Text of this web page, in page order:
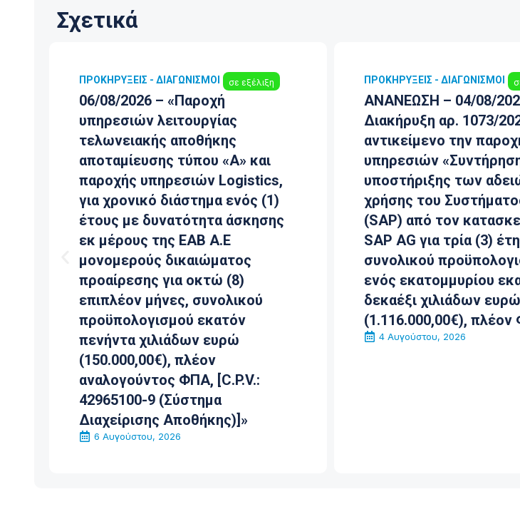
Σχετικά
ΠΡΟΚΗΡΎΞΕΙΣ - ΔΙΑΓΩΝΙΣΜΟΊ σε εξέλιξη
06/08/2026 – «Παροχή
υπηρεσιών λειτουργίας
τελωνειακής αποθήκης
αποταμίευσης τύπου «Α» και
παροχής υπηρεσιών Logistics,
για χρονικό διάστημα ενός (1)
έτους με δυνατότητα άσκησης
εκ μέρους της ΕΑΒ Α.Ε
μονομερούς δικαιώματος
προαίρεσης για οκτώ (8)
επιπλέον μήνες, συνολικού
προϋπολογισμού εκατόν
πενήντα χιλιάδων ευρώ
(150.000,00€), πλέον
αναλογούντος ΦΠΑ, [C.P.V.:
42965100-9 (Σύστημα
Διαχείρισης Αποθήκης)]»
6 Αυγούστου, 2026
ΠΡΟΚΗΡΎΞΕΙΣ - ΔΙΑΓΩΝΙΣΜΟΊ
ΑΝΑΝΕΩΣΗ – 04/08/
Διακήρυξη αρ. 1073/
αντικείμενο την
υπηρεσιών
υποστήριξης των
χρήσης του
(SAP) από τον
SAP AG για τρία (3)
συνολικού
ενός εκατομμυρίου
δεκαέξι χιλιάδων ευρώ
(1.116.000,00€), πλέον
4 Αυγούστου, 2026